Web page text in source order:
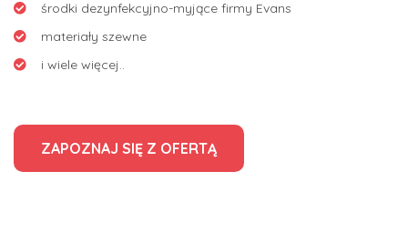
środki dezynfekcyjno-myjące firmy Evans
materiały szewne
i wiele więcej..
ZAPOZNAJ SIĘ Z OFERTĄ